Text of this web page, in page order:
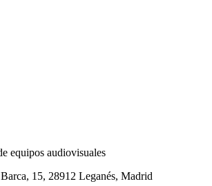
equipos audiovisuales
15, 28912 Leganés, Madrid